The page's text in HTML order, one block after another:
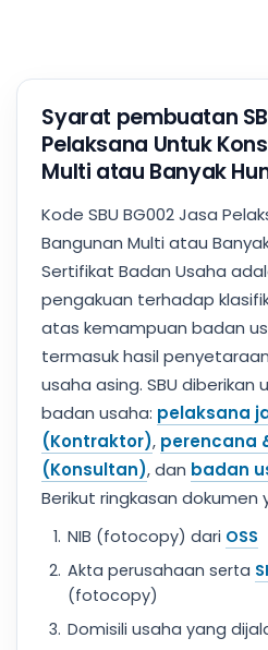
Syarat pembuatan
Pelaksana Untuk
Multi atau Banyak
Kode SBU BG002 Jasa
Bangunan Multi atau
Sertifikat Badan Usaha
pengakuan terhadap
atas kemampuan badan
termasuk hasil
usaha asing. SBU
badan usaha: pelaksana
(Kontraktor), perencana
(Konsultan), dan badan
Berikut ringkasan
NIB (fotocopy) dari OSS
Akta perusahaan serta
(fotocopy)
Domisili usaha yang